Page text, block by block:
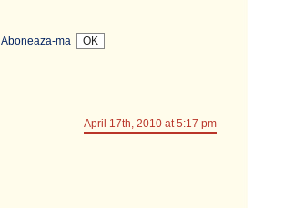
Aboneaza-ma
April 17th, 2010 at 5:17 pm